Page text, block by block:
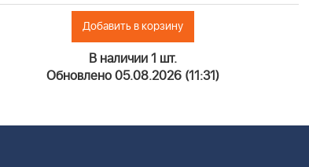
Добавить в корзину
В наличии 1 шт.
Обновлено 05.08.2026 (11:31)